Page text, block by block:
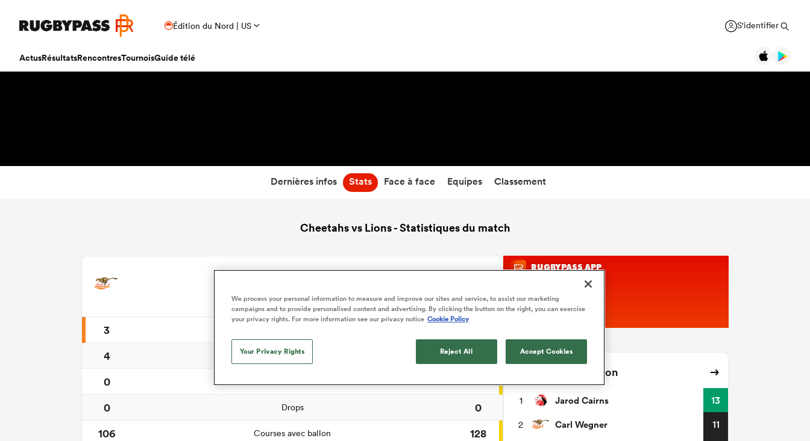
Édition du Nord | US S'identifier
ActusRésultatsRencontresTournoisGuide télé
Dernières infos Stats Face à face Equipes Classement
Cheetahs vs Lions - Statistiques du match
Courses avec ballon
1 Jarod Cairns 13
2 Carl Wegner 11
3
4
Essais
0
2
0
Drops
0
106
Courses avec ballon
128
We process your personal information to measure and improve our sites and service, to assist our marketing
campaigns and to provide personalised content and advertising. By clicking the button on the right, you can exercise
your privacy rights. For more information see our privacy notice Cookie Policy
Your Privacy Rights Reject All Accept Cookies